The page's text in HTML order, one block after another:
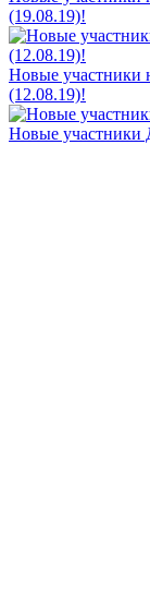
(19.08.19)!
Новые участники
(12.08.19)!
Новые участники